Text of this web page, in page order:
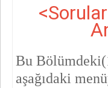
Bu
aşağıdaki